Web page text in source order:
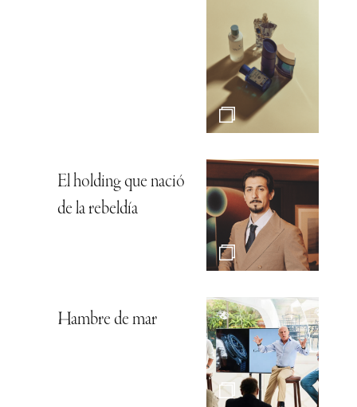
El holding que nació
de la rebeldía
Hambre de mar